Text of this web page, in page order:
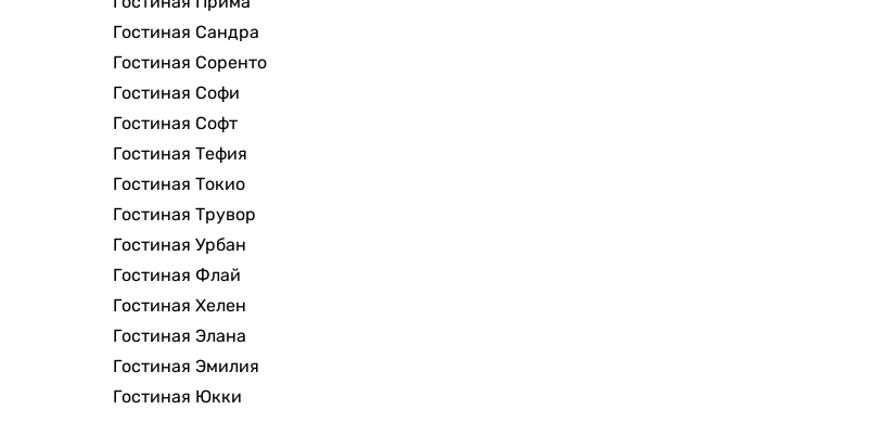
Гостиная Сандра
Гостиная Соренто
Гостиная Софи
Гостиная Софт
Гостиная Тефия
Гостиная Токио
Гостиная Трувор
Гостиная Урбан
Гостиная Флай
Гостиная Хелен
Гостиная Элана
Гостиная Эмилия
Гостиная Юкки